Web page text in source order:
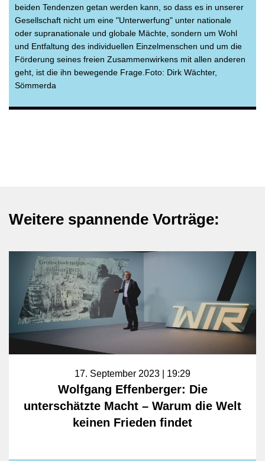
beiden Tendenzen getan werden kann, so dass es in unserer
Gesellschaft nicht um eine "Unterwerfung" unter nationale
oder supranationale und globale Mächte, sondern um Wohl
und Entfaltung des individuellen Einzelmenschen und um die
Förderung seines freien Zusammenwirkens mit allen anderen
geht, ist die ihn bewegende Frage.Foto: Dirk Wächter,
Sömmerda
Weitere spannende Vorträge:
17. September 2023 | 19:29
Wolfgang Effenberger: Die
unterschätzte Macht – Warum die Welt
keinen Frieden findet